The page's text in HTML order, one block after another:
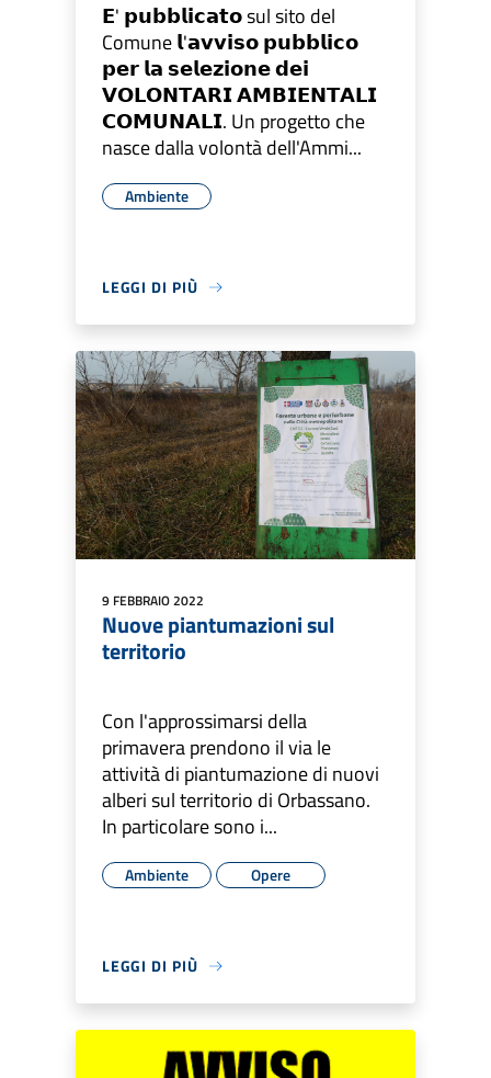
𝗘' 𝗽𝘂𝗯𝗯𝗹𝗶𝗰𝗮𝘁𝗼 sul sito del
Comune 𝗹'𝗮𝘃𝘃𝗶𝘀𝗼 𝗽𝘂𝗯𝗯𝗹𝗶𝗰𝗼
𝗽𝗲𝗿 𝗹𝗮 𝘀𝗲𝗹𝗲𝘇𝗶𝗼𝗻𝗲 𝗱𝗲𝗶
𝗩𝗢𝗟𝗢𝗡𝗧𝗔𝗥𝗜 𝗔𝗠𝗕𝗜𝗘𝗡𝗧𝗔𝗟𝗜
𝗖𝗢𝗠𝗨𝗡𝗔𝗟𝗜. Un progetto che
nasce dalla volontà dell'Ammi...
Ambiente
LEGGI DI PIÙ
9 FEBBRAIO 2022
Nuove piantumazioni sul
territorio
Con l'approssimarsi della
primavera prendono il via le
attività di piantumazione di nuovi
alberi sul territorio di Orbassano.
In particolare sono i...
Ambiente Opere
LEGGI DI PIÙ